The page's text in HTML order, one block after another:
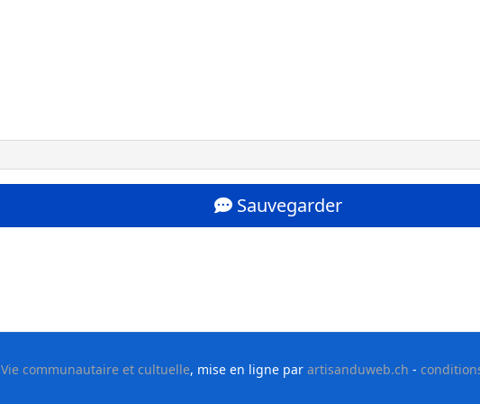
Sauvegarder
Vie communautaire et cultuelle, mise en ligne par artisanduweb.ch -